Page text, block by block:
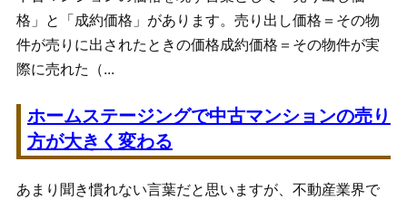
格」と「成約価格」があります。売り出し価格＝その物
件が売りに出されたときの価格成約価格＝その物件が実
際に売れた（...
ホームステージングで中古マンションの売り
方が大きく変わる
あまり聞き慣れない言葉だと思いますが、不動産業界で